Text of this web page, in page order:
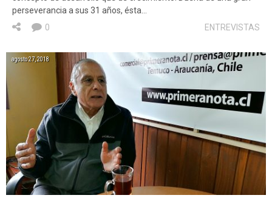
perseverancia a sus 31 años, ésta…
ENTREVISTAS
0
agosto 27, 2018